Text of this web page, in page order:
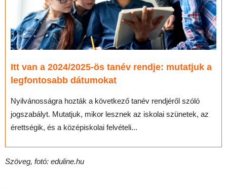
Itt van a 2024/2025-ös tanév rendje: mutatjuk a
legfontosabb dátumokat
Nyilvánosságra hozták a következő tanév rendjéről szóló
jogszabályt. Mutatjuk, mikor lesznek az iskolai szünetek, az
érettségik, és a középiskolai felvételi...
Szöveg, fotó: eduline.hu